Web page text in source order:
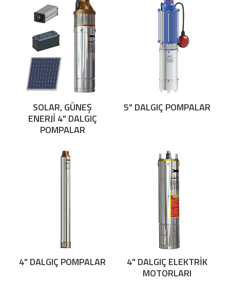
SOLAR, GÜNEŞ
ENERJİ 4" DALGIÇ
POMPALAR
5" DALGIÇ POMPALAR
4" DALGIÇ POMPALAR
4" DALGIÇ ELEKTRİK
MOTORLARI